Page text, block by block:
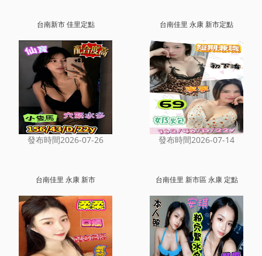
台南新市 佳里定點
發布時間2026-07-26
台南佳里 永康 新市定點
發布時間2026-07-14
台南佳里 永康 新市 台南佳里 新市區 永康 定點